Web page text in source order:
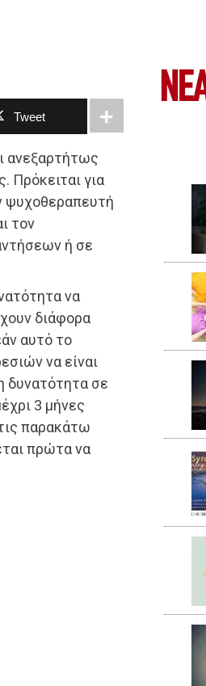
Tweet
ανεξαρτήτως
Πρόκειται για
ψυχοθεραπευτή
τον
ή σε
να
διάφορα
αυτό το
να είναι
δυνατότητα σε
3 μήνες
παρακάτω
πρώτα να